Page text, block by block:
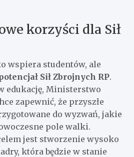
korzyści dla Sił
wspiera studentów, ale
Sił Zbrojnych RP.
edukację, Ministerstwo
zapewnić, że przyszłe
do wyzwań, jakie
pole walki.
jest stworzenie wysoko
która będzie w stanie